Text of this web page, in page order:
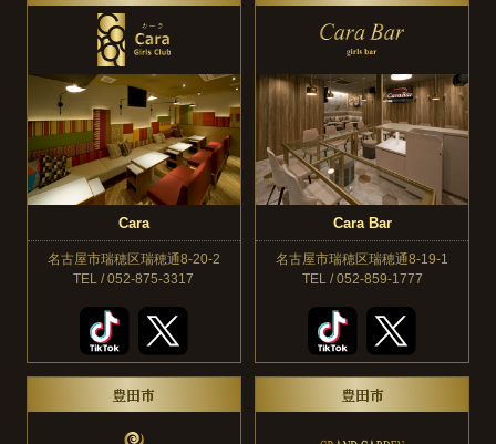
Cara
名古屋市瑞穂区瑞穂通8-20-2
TEL / 052-875-3317
Cara Bar
名古屋市瑞穂区瑞穂通8-19-1
TEL / 052-859-1777
豊田市 豊田市